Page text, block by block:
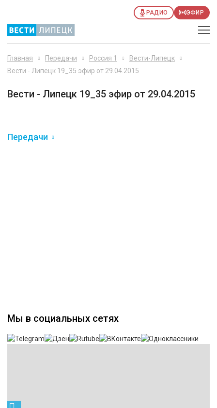
РАДИО ЭФИР
Главная Передачи Россия 1
Вести-Липецк
Вести - Липецк 19_35 эфир от 29.04.2015
Вести - Липецк 19_35 эфир от 29.04.2015
Передачи
Мы в социальных сетях